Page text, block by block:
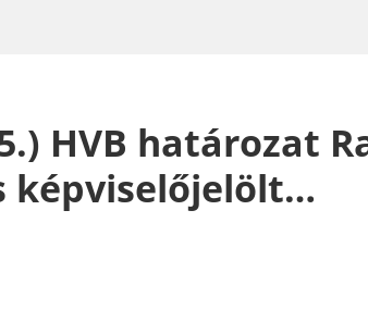
HVB határozat
képviselőjelölt…